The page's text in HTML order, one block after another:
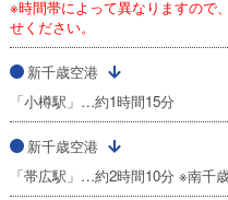
※時間帯によって異なりますので
せください。
新千歳空港
「小樽駅」…約1時間15分
新千歳空港
「帯広駅」…約2時間10分 ※南千